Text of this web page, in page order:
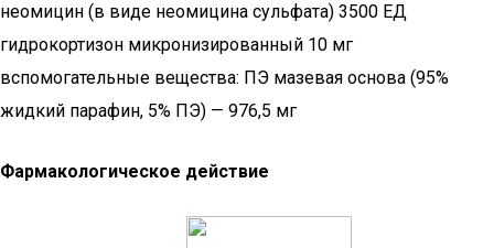
неомицин (в виде неомицина сульфата) 3500 ЕД
гидрокортизон микронизированный 10 мг
вспомогательные вещества: ПЭ мазевая основа (95%
жидкий парафин, 5% ПЭ) — 976,5 мг
Фармакологическое действие